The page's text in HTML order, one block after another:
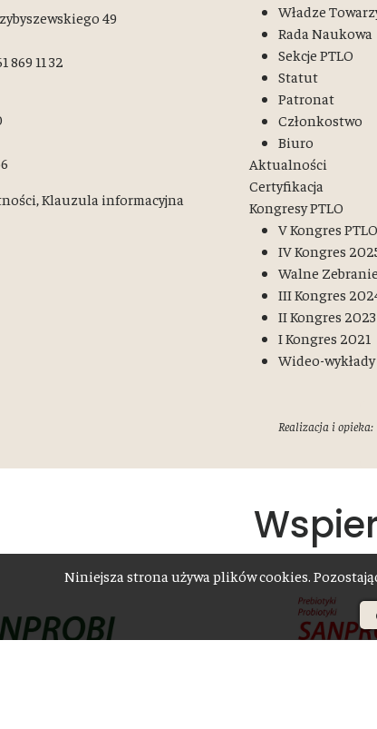
49
869 11 32
Klauzula informacyjna
Władze
Rada Naukowa
Sekcje PTLO
Statut
Patronat
Członkostwo
Biuro
Aktualności
Certyfikacja
Kongresy PTLO
V Kongres
IV Kongres
Walne
III Kongres
II Kongres 2023
I Kongres 2021
Wideo-
Realizacja i opieka:
Niniejsza strona używa plików cookies.